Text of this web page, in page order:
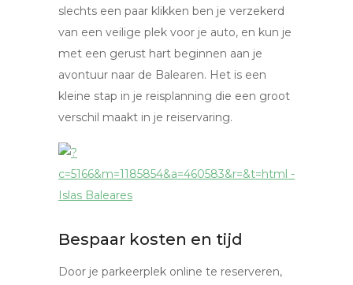
slechts een paar klikken ben je verzekerd
van een veilige plek voor je auto, en kun je
met een gerust hart beginnen aan je
avontuur naar de Balearen. Het is een
kleine stap in je reisplanning die een groot
verschil maakt in je reiservaring.
Bespaar kosten en tijd
Door je parkeerplek online te reserveren,